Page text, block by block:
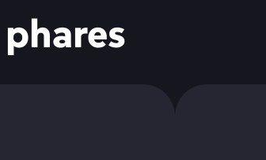
phares